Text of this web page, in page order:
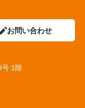
お問い合わせ
号 1階